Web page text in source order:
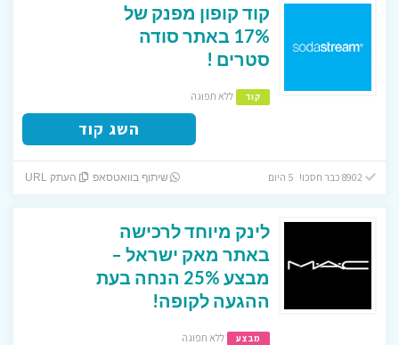
קוד קופון מפנק של
17% באתר סודה
סטרים !
קוד ללא תפוגה
השג קוד
שיתוף בוואטסאפ העתק URL
לינק מיוחד לרכישה
באתר מאק ישראל –
מבצע 25% הנחה בעת
ההגעה לקופה!
מבצע ללא תפוגה